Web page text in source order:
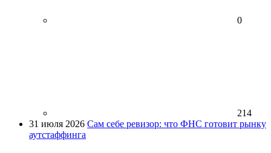
0
214
31 июля 2026 Сам себе ревизор: что ФНС готовит рынку
аутстаффинга